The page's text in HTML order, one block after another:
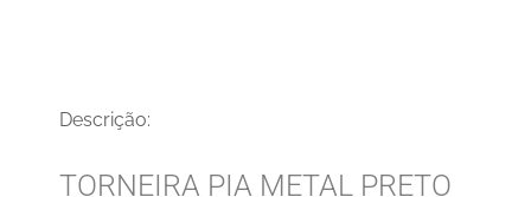
Descrição:
TORNEIRA PIA METAL PRETO